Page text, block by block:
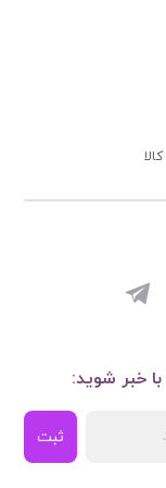
خبر شوید:
ثبت